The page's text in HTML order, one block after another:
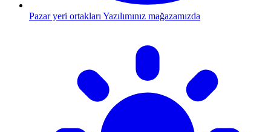
Pazar yeri ortakları Yazılımınız mağazamızda